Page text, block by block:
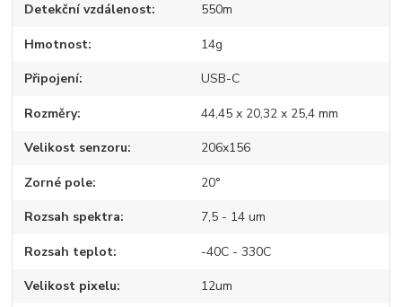
Detekční vzdálenost 550m
Hmotnost 14g
Připojení USB-C
Rozměry 44,45 x 20,32 x 25,4 mm
Velikost senzoru 206x156
Zorné pole 20°
Rozsah spektra 7,5 - 14 um
Rozsah teplot -40C - 330C
Velikost pixelu 12um